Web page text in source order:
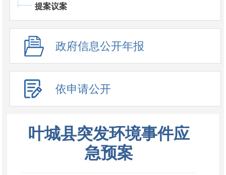
提案议案
政府信息公开年报
依申请公开
叶城县突发环境事件应
急预案